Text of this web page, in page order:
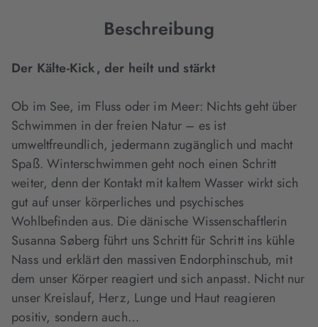
Beschreibung
Der Kälte-Kick, der heilt und stärkt
Ob im See, im Fluss oder im Meer: Nichts geht über
Schwimmen in der freien Natur – es ist
umweltfreundlich, jedermann zugänglich und macht
Spaß. Winterschwimmen geht noch einen Schritt
weiter, denn der Kontakt mit kaltem Wasser wirkt sich
gut auf unser körperliches und psychisches
Wohlbefinden aus. Die dänische Wissenschaftlerin
Susanna Søberg führt uns Schritt für Schritt ins kühle
Nass und erklärt den massiven Endorphinschub, mit
dem unser Körper reagiert und sich anpasst. Nicht nur
unser Kreislauf, Herz, Lunge und Haut reagieren
positiv, sondern auch…